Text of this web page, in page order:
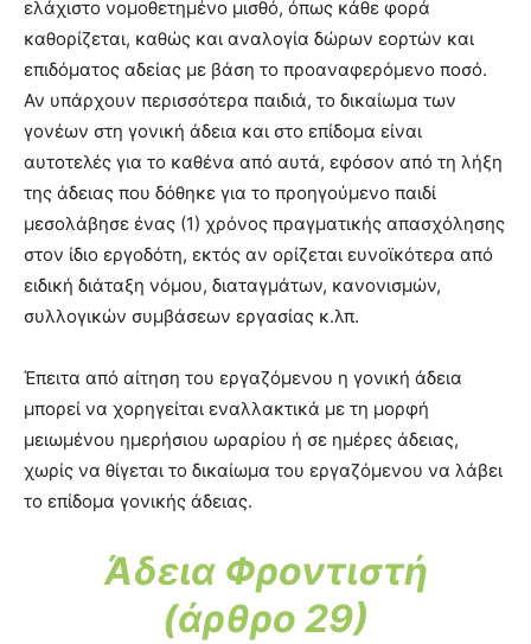
ελάχιστο νομοθετημένο μισθό, όπως κάθε φορά
καθορίζεται, καθώς και αναλογία δώρων εορτών και
επιδόματος αδείας με βάση το προαναφερόμενο ποσό.
Αν υπάρχουν περισσότερα παιδιά, το δικαίωμα των
γονέων στη γονική άδεια και στο επίδομα είναι
αυτοτελές για το καθένα από αυτά, εφόσον από τη λήξη
της άδειας που δόθηκε για το προηγούμενο παιδί
μεσολάβησε ένας (1) χρόνος πραγματικής απασχόλησης
στον ίδιο εργοδότη, εκτός αν ορίζεται ευνοϊκότερα από
ειδική διάταξη νόμου, διαταγμάτων, κανονισμών,
συλλογικών συμβάσεων εργασίας κ.λπ.
Έπειτα από αίτηση του εργαζόμενου η γονική άδεια
μπορεί να χορηγείται εναλλακτικά με τη μορφή
μειωμένου ημερήσιου ωραρίου ή σε ημέρες άδειας,
χωρίς να θίγεται το δικαίωμα του εργαζόμενου να λάβει
το επίδομα γονικής άδειας.
Άδεια Φροντιστή
(άρθρο 29)